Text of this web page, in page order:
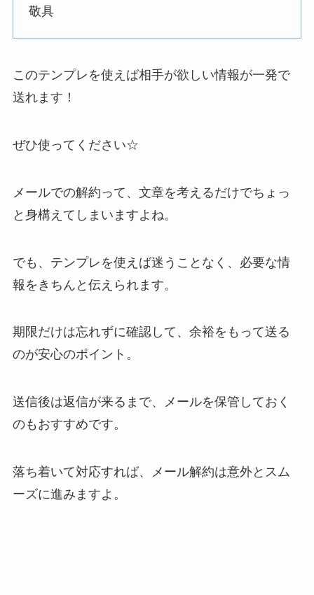
敬具
このテンプレを使えば相手が欲しい情報が一発で
送れます！
ぜひ使ってください☆
メールでの解約って、文章を考えるだけでちょっ
と身構えてしまいますよね。
でも、テンプレを使えば迷うことなく、必要な情
報をきちんと伝えられます。
期限だけは忘れずに確認して、余裕をもって送る
のが安心のポイント。
送信後は返信が来るまで、メールを保管しておく
のもおすすめです。
落ち着いて対応すれば、メール解約は意外とスム
ーズに進みますよ。